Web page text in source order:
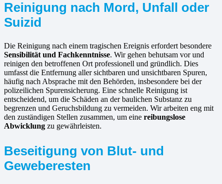
Reinigung nach Mord, Unfall oder
Suizid
Die Reinigung nach einem tragischen Ereignis erfordert besondere
Sensibilität und Fachkenntnisse. Wir gehen behutsam vor und
reinigen den betroffenen Ort professionell und gründlich. Dies
umfasst die Entfernung aller sichtbaren und unsichtbaren Spuren,
häufig nach Absprache mit den Behörden, insbesondere bei der
polizeilichen Spurensicherung. Eine schnelle Reinigung ist
entscheidend, um die Schäden an der baulichen Substanz zu
begrenzen und Geruchsbildung zu vermeiden. Wir arbeiten eng mit
den zuständigen Stellen zusammen, um eine reibungslose
Abwicklung zu gewährleisten.
Beseitigung von Blut- und
Geweberesten